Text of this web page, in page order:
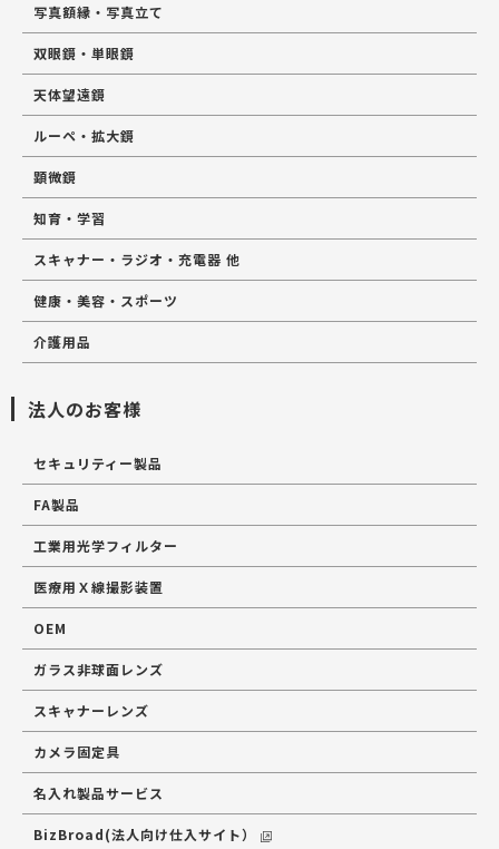
写真額縁・写真立て
双眼鏡・単眼鏡
天体望遠鏡
ルーペ・拡大鏡
顕微鏡
知育・学習
スキャナー・ラジオ・充電器 他
健康・美容・スポーツ
介護用品
法人のお客様
セキュリティー製品
FA製品
工業用光学フィルター
医療用Ｘ線撮影装置
OEM
ガラス非球面レンズ
スキャナーレンズ
カメラ固定具
名入れ製品サービス
BizBroad(法人向け仕入サイト）